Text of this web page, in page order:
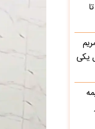
از۲.۱۰۰.۰۰۰ تا
یکی